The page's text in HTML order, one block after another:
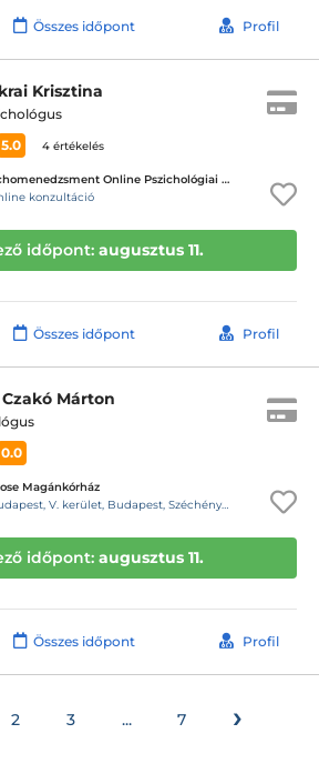
Összes időpont Profil
Krisztina
5.0
4 értékelés
Pszichomenedzsment Online Pszichológiai Tanácsadó Központ
konzultáció
időpont: augusztus 11.
Összes időpont Profil
Márton
0.0
Magánkórház
V. kerület, Budapest, Széchényi tér 7/8. (volt Roosevelt tér) C torony
időpont: augusztus 11.
Összes időpont Profil
2 3 ... 7 ›